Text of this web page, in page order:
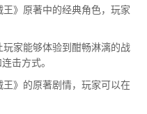
》原著中的经典角色，玩家
家能够体验到酣畅淋漓的战
击方式。
》的原著剧情，玩家可以在